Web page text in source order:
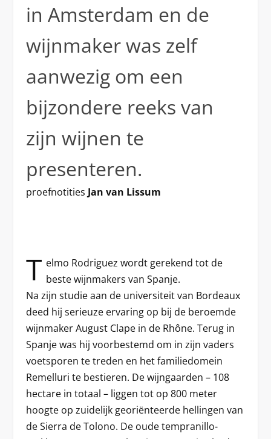
in Amsterdam en de
wijnmaker was zelf
aanwezig om een
bijzondere reeks van
zijn wijnen te
presenteren.
proefnotities Jan van Lissum
T elmo Rodriguez wordt gerekend tot de
beste wijnmakers van Spanje.
Na zijn studie aan de universiteit van Bordeaux
deed hij serieuze ervaring op bij de beroemde
wijnmaker August Clape in de Rhône. Terug in
Spanje was hij voorbestemd om in zijn vaders
voetsporen te treden en het familiedomein
Remelluri te bestieren. De wijngaarden – 108
hectare in totaal – liggen tot op 800 meter
hoogte op zuidelijk georiënteerde hellingen van
de Sierra de Tolono. De oude tempranillo-